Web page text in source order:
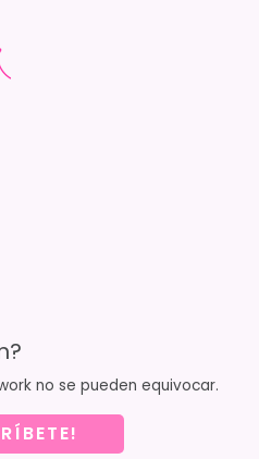
no se pueden equivocar.